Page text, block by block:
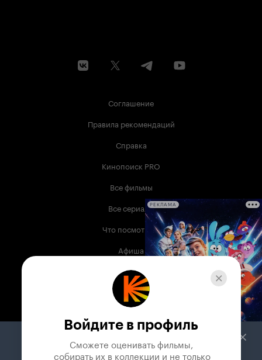
Соглашение
Правила рекомендаций
Справка
Кинопоиск PRO
Все фильмы
Все сериалы
Что посмотреть
Афиша
Музыка
Телепрограмма
Служба поддержки
РЕКЛАМА
Войдите в профиль
Сможете оценивать фильмы,
собирать их в коллекции и не только